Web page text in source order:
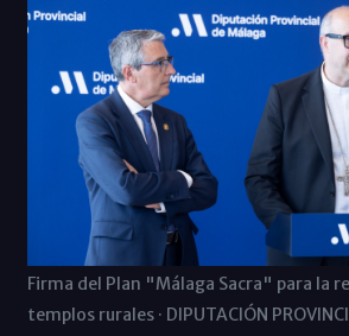
Firma del Plan "Málaga Sacra" para la
templos rurales · DIPUTACIÓN